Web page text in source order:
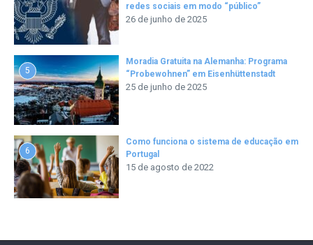
redes sociais em modo “público”
26 de junho de 2025
5
Moradia Gratuita na Alemanha: Programa
“Probewohnen” em Eisenhüttenstadt
25 de junho de 2025
6
Como funciona o sistema de educação em
Portugal
15 de agosto de 2022